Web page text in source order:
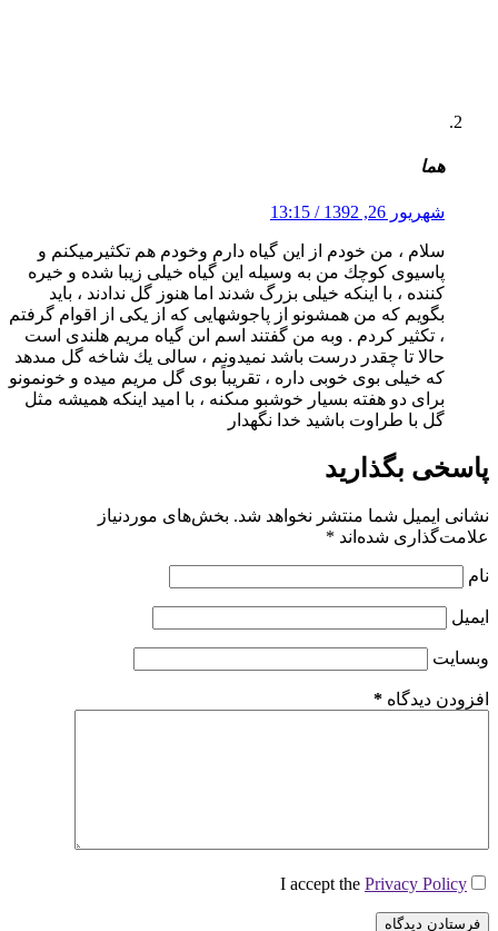
هما
شهریور 26, 1392 / 13:15
سلام ، من خودم از اين گياه دارم وخودم هم تكثيرميكنم و
پاسيوى كوچك من به وسيله اين گياه خيلى زيبا شده و خيره
كننده ، با اينكه خيلى بزرگ شدند اما هنوز گل ندادند ، بايد
بگويم كه من همشونو از پاجوشهايى كه از يكى از اقوام گرفتم
، تكثير كردم . وبه من گفتند اسم اىن گياه مريم هلندى است
حالا تا چقدر درست باشد نميدونم ، سالى يك شاخه گل مىدهد
كه خيلى بوى خوبى داره ، تقريباً بوى گل مريم ميده و خونمونو
براى دو هفته بسيار خوشبو مىكنه ، با اميد اينكه هميشه مثل
گل با طراوت باشيد خدا نگهدار
پاسخی بگذارید
نشانی ایمیل شما منتشر نخواهد شد. بخش‌های موردنیاز
علامت‌گذاری شده‌اند *
نام
ایمیل
وبسایت
افزودن دیدگاه *
I accept the Privacy Policy
فرستادن دیدگاه